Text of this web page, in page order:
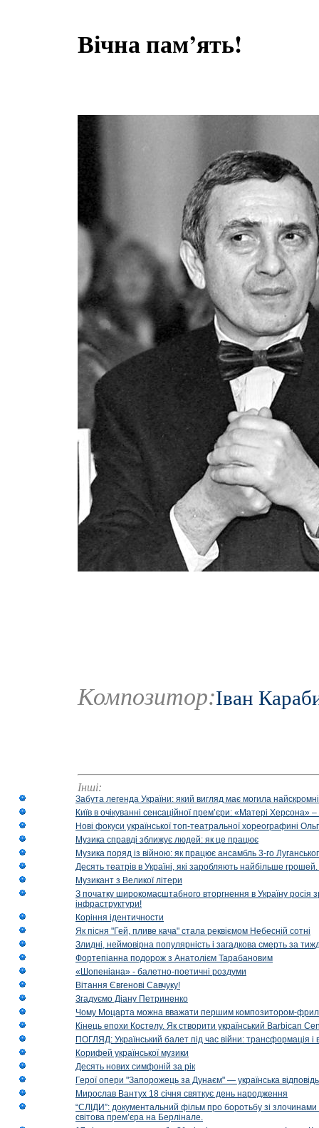
Вічна пам’ять!
Композитор:Іван
Інші:
Забута легенда України: який вигляд має могила
Київ в очікуванні сенсаційної прем’єри: «Матері
Нові фокуси української топ-театральної хореографині
Музика справді зближує людей: як це працює
Музика поряд із війною: як працює ансамбль 3-го
Десять театрів в Україні, які заробляють найбільше
Музикант з Великої літери
З початку широкомасштабного вторгнення в Україну росія
інфраструктури!
Коріння ідентичности
Як пісня "Гей, пливе кача" стала реквіємом Небесній сотні
Злидні, неймовірна популярність і загадкова смерть за
Фортепіанна подорож з Анатолієм Тарабановим
«Шопеніана» - балетно-поетичні роздуми
Вітання Євгенові Савчуку!
Згадуємо Діану Петриненко
Чому Моцарта можна вважати першим композитором-
Кінець епохи Костелу. Як створити український Barbican
ПОГЛЯД: Український балет під час війни: трансформація і
Корифей української музики
Десять нових симфоній за рік
Герої опери "Запорожець за Дунаєм" — українська
Мирослав Вантух 18 січня святкує день народження
“СЛІДИ”: документальний фільм про боротьбу зі
світова прем’єра на Берлінале.